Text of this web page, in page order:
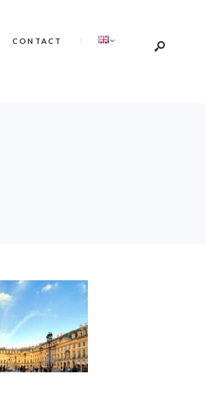
CONTACT